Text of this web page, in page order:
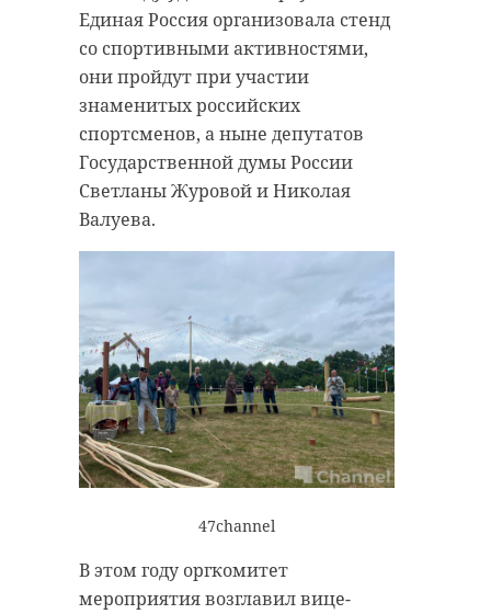
Единая Россия организовала стенд
со спортивными активностями,
они пройдут при участии
знаменитых российских
спортсменов, а ныне депутатов
Государственной думы России
Светланы Журовой и Николая
Валуева.
47channel
В этом году оргкомитет
мероприятия возглавил вице-